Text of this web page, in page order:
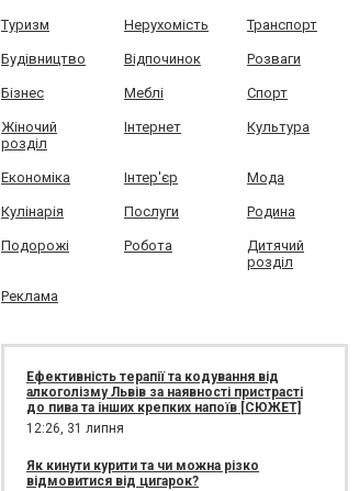
Туризм Нерухомість Транспорт
Будівництво Відпочинок Розваги
Бізнес Меблі Спорт
Жіночий
розділ
Інтернет Культура
Економіка Інтер'єр Мода
Кулінарія Послуги Родина
Подорожі Робота
Дитячий
розділ
Реклама
Ефективність терапії та кодування від
алкоголізму Львів за наявності пристрасті
до пива та інших крепких напоїв [СЮЖЕТ]
12:26, 31 липня
Як кинути курити та чи можна різко
відмовитися від цигарок?